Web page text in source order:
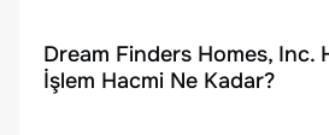
Dream Finders Homes, Inc.
İşlem Hacmi Ne Kadar?